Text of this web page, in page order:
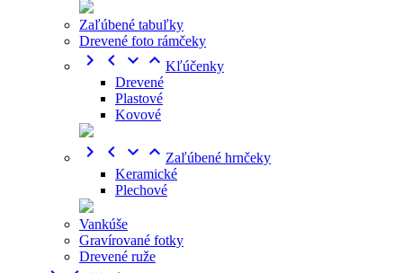
Zaľúbené tabuľky
Drevené foto rámčeky
    Kľúčenky
Drevené
Plastové
Kovové
    Zaľúbené hrnčeky
Keramické
Plechové
Vankúše
Gravírované fotky
Drevené ruže